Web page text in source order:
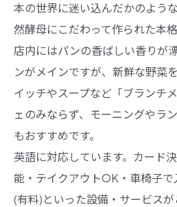
本の世界に迷い込んだかのよう
然酵母にこだわって作られた本
店内にはパンの香ばしい香りが
ンがメインですが、新鮮な野菜
イッチやスープなど「ブランチ
ェのみならず、モーニングやラ
もおすすめです。
英語に対応しています。カード
能・テイクアウトOK・車椅子で
(有料)といった設備・サービスが